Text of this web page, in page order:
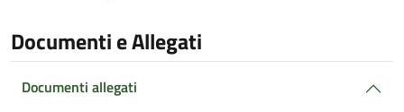
Documenti e Allegati
Documenti allegati